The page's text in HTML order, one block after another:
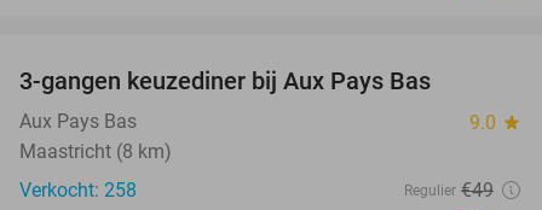
3-gangen keuzediner bij Aux Pays Bas
Aux Pays Bas 9.0 star
Maastricht (8 km)
Verkocht: 258
Regulier €49